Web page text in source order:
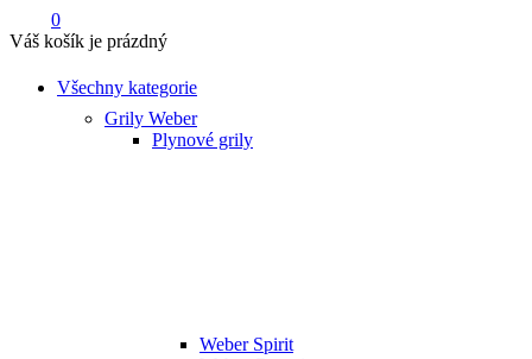
0
Váš košík je prázdný
Všechny kategorie
Grily Weber
Plynové grily
Weber Spirit